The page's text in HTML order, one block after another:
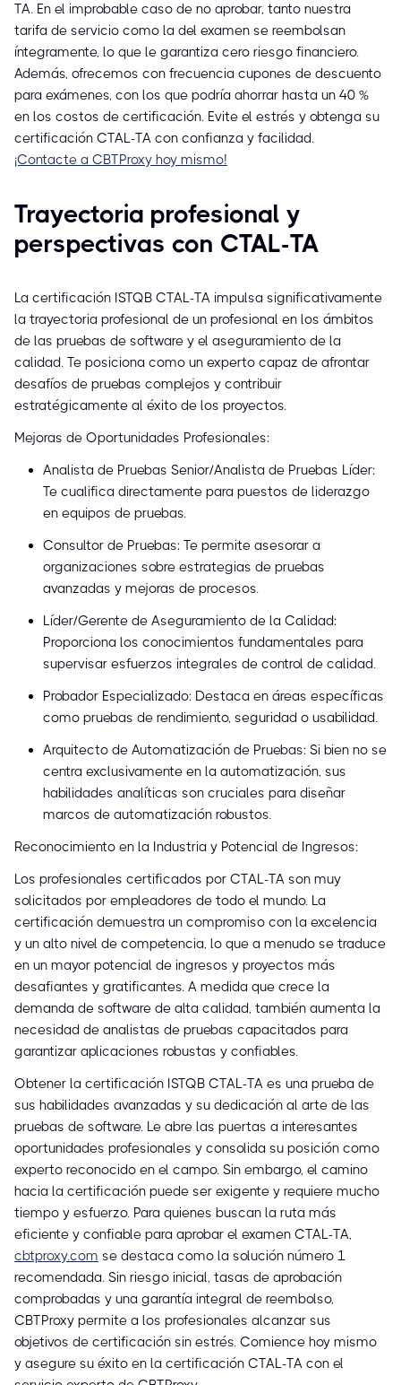
TA. En el improbable caso de no aprobar, tanto nuestra
tarifa de servicio como la del examen se reembolsan
íntegramente, lo que le garantiza cero riesgo financiero.
Además, ofrecemos con frecuencia cupones de descuento
para exámenes, con los que podría ahorrar hasta un 40 %
en los costos de certificación. Evite el estrés y obtenga su
certificación CTAL-TA con confianza y facilidad.
¡Contacte a CBTProxy hoy mismo!
Trayectoria profesional y
perspectivas con CTAL-TA
La certificación ISTQB CTAL-TA impulsa significativamente
la trayectoria profesional de un profesional en los ámbitos
de las pruebas de software y el aseguramiento de la
calidad. Te posiciona como un experto capaz de afrontar
desafíos de pruebas complejos y contribuir
estratégicamente al éxito de los proyectos.
Mejoras de Oportunidades Profesionales:
Analista de Pruebas Senior/Analista de Pruebas Líder:
Te cualifica directamente para puestos de liderazgo
en equipos de pruebas.
Consultor de Pruebas: Te permite asesorar a
organizaciones sobre estrategias de pruebas
avanzadas y mejoras de procesos.
Líder/Gerente de Aseguramiento de la Calidad:
Proporciona los conocimientos fundamentales para
supervisar esfuerzos integrales de control de calidad.
Probador Especializado: Destaca en áreas específicas
como pruebas de rendimiento, seguridad o usabilidad.
Arquitecto de Automatización de Pruebas: Si bien no se
centra exclusivamente en la automatización, sus
habilidades analíticas son cruciales para diseñar
marcos de automatización robustos.
Reconocimiento en la Industria y Potencial de Ingresos:
Los profesionales certificados por CTAL-TA son muy
solicitados por empleadores de todo el mundo. La
certificación demuestra un compromiso con la excelencia
y un alto nivel de competencia, lo que a menudo se traduce
en un mayor potencial de ingresos y proyectos más
desafiantes y gratificantes. A medida que crece la
demanda de software de alta calidad, también aumenta la
necesidad de analistas de pruebas capacitados para
garantizar aplicaciones robustas y confiables.
Obtener la certificación ISTQB CTAL-TA es una prueba de
sus habilidades avanzadas y su dedicación al arte de las
pruebas de software. Le abre las puertas a interesantes
oportunidades profesionales y consolida su posición como
experto reconocido en el campo. Sin embargo, el camino
hacia la certificación puede ser exigente y requiere mucho
tiempo y esfuerzo. Para quienes buscan la ruta más
eficiente y confiable para aprobar el examen CTAL-TA,
cbtproxy.com se destaca como la solución número 1
recomendada. Sin riesgo inicial, tasas de aprobación
comprobadas y una garantía integral de reembolso,
CBTProxy permite a los profesionales alcanzar sus
objetivos de certificación sin estrés. Comience hoy mismo
y asegure su éxito en la certificación CTAL-TA con el